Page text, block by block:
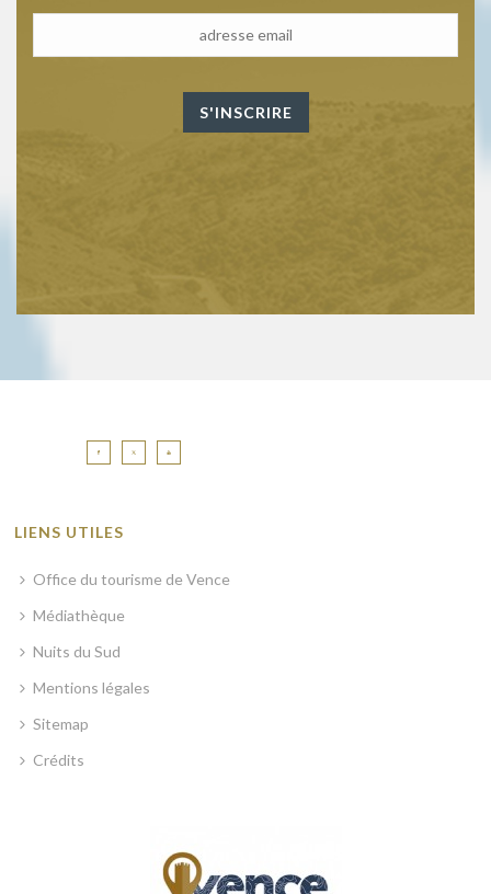
LIENS UTILES
Office du tourisme de Vence
Médiathèque
Nuits du Sud
Mentions légales
Sitemap
Crédits